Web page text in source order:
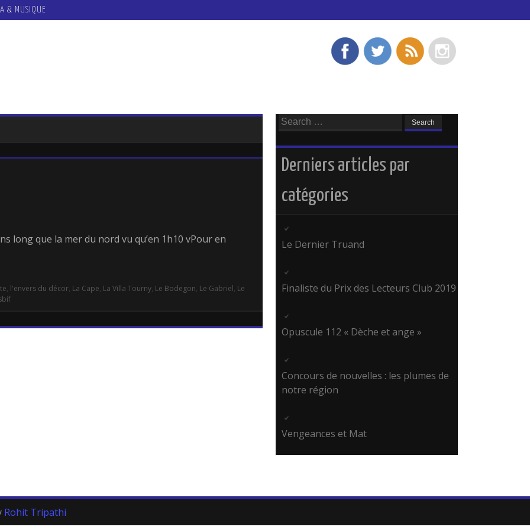
& MUSIQUE
long que la mer du nord vu qu’en 1h10 vPour en
, l'envers du décor, La Cape, La Villa Tourny, Le Bodegon, Le Gabriel, Le
Search
for:
Derniers articles par
catégories
Le Dernier Truand
Finaliste du Prix des Lecteurs Club 2019
Opuscule 112 « Dèche et ange »
Concours de nouvelles : les plumes de
notre région
Vengeances et Mat
Rohit Tripathi